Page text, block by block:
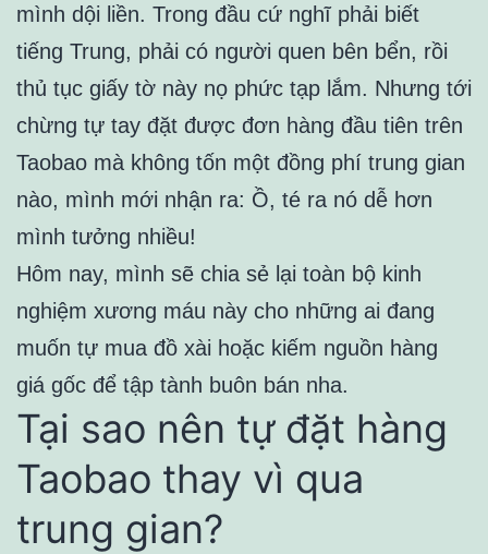
mình dội liền. Trong đầu cứ nghĩ phải biết
tiếng Trung, phải có người quen bên bển, rồi
thủ tục giấy tờ này nọ phức tạp lắm. Nhưng tới
chừng tự tay đặt được đơn hàng đầu tiên trên
Taobao mà không tốn một đồng phí trung gian
nào, mình mới nhận ra: Ồ, té ra nó dễ hơn
mình tưởng nhiều!
Hôm nay, mình sẽ chia sẻ lại toàn bộ kinh
nghiệm xương máu này cho những ai đang
muốn tự mua đồ xài hoặc kiếm nguồn hàng
giá gốc để tập tành buôn bán nha.
Tại sao nên tự đặt hàng
Taobao thay vì qua
trung gian?